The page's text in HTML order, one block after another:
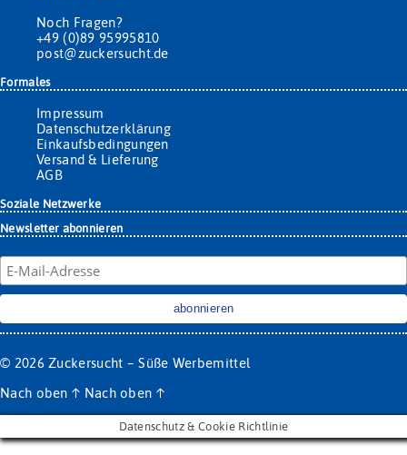
Noch Fragen?
+49 (0)89 95995810
post@zuckersucht.de
Formales
Impressum
Datenschutzerklärung
Einkaufsbedingungen
Versand & Lieferung
AGB
Soziale Netzwerke
Newsletter abonnieren
© 2026 Zuckersucht – Süße Werbemittel
Nach oben↑ Nach oben ↑
Datenschutz & Cookie Richtlinie